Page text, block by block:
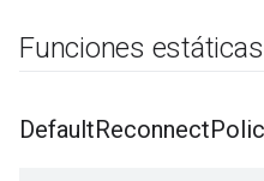
Funciones
DefaultReconnect